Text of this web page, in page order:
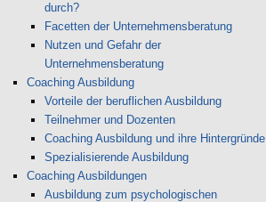
durch?
Facetten der Unternehmensberatung
Nutzen und Gefahr der
Unternehmensberatung
Coaching Ausbildung
Vorteile der beruflichen Ausbildung
Teilnehmer und Dozenten
Coaching Ausbildung und ihre Hintergründe
Spezialisierende Ausbildung
Coaching Ausbildungen
Ausbildung zum psychologischen